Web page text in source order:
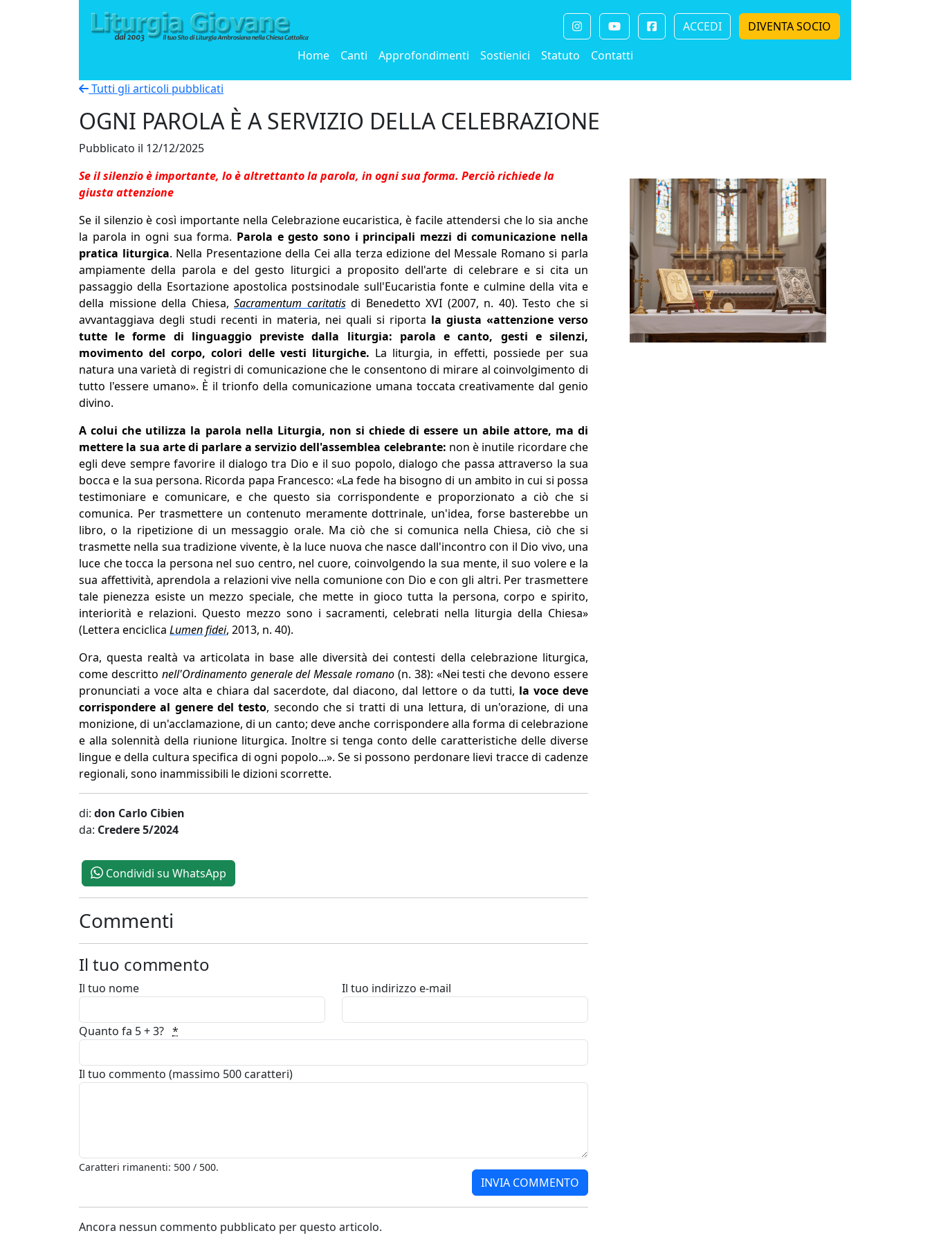
ACCEDI
DIVENTA SOCIO
Home
Canti Approfondimenti Sostienici Statuto Contatti
Tutti gli articoli pubblicati
OGNI PAROLA È A SERVIZIO DELLA CELEBRAZIONE
Pubblicato il 12/12/2025
Se il silenzio è importante, lo è altrettanto la parola, in ogni sua forma. Perciò richiede la
giusta attenzione
Se il silenzio è così importante nella Celebrazione eucaristica, è facile attendersi che lo sia anche
la parola in ogni sua forma. Parola e gesto sono i principali mezzi di comunicazione nella
pratica liturgica. Nella Presentazione della Cei alla terza edizione del Messale Romano si parla
ampiamente della parola e del gesto liturgici a proposito dell'arte di celebrare e si cita un
passaggio della Esortazione apostolica postsinodale sull'Eucaristia fonte e culmine della vita e
della missione della Chiesa, Sacramentum caritatisdi Benedetto XVI (2007, n. 40). Testo che si
avvantaggiava degli studi recenti in materia, nei quali si riporta la giusta «attenzione verso
tutte le forme di linguaggio previste dalla liturgia: parola e canto, gesti e silenzi,
movimento del corpo, colori delle vesti liturgiche. La liturgia, in effetti, possiede per sua
natura una varietà di registri di comunicazione che le consentono di mirare al coinvolgimento di
tutto l'essere umano». È il trionfo della comunicazione umana toccata creativamente dal genio
divino.
A colui che utilizza la parola nella Liturgia, non si chiede di essere un abile attore, ma di
mettere la sua arte di parlare a servizio dell'assemblea celebrante: non è inutile ricordare che
egli deve sempre favorire il dialogo tra Dio e il suo popolo, dialogo che passa attraverso la sua
bocca e la sua persona. Ricorda papa Francesco: «La fede ha bisogno di un ambito in cui si possa
testimoniare e comunicare, e che questo sia corrispondente e proporzionato a ciò che si
comunica. Per trasmettere un contenuto meramente dottrinale, un'idea, forse basterebbe un
libro, o la ripetizione di un messaggio orale. Ma ciò che si comunica nella Chiesa, ciò che si
trasmette nella sua tradizione vivente, è la luce nuova che nasce dall'incontro con il Dio vivo, una
luce che tocca la persona nel suo centro, nel cuore, coinvolgendo la sua mente, il suo volere e la
sua affettività, aprendola a relazioni vive nella comunione con Dio e con gli altri. Per trasmettere
tale pienezza esiste un mezzo speciale, che mette in gioco tutta la persona, corpo e spirito,
interiorità e relazioni. Questo mezzo sono i sacramenti, celebrati nella liturgia della Chiesa»
(Lettera enciclica Lumen fidei, 2013, n. 40).
Ora, questa realtà va articolata in base alle diversità dei contesti della celebrazione liturgica,
come descritto nell'Ordinamento generale del Messale romano (n. 38): «Nei testi che devono essere
pronunciati a voce alta e chiara dal sacerdote, dal diacono, dal lettore o da tutti, la voce deve
corrispondere al genere del testo, secondo che si tratti di una lettura, di un'orazione, di una
monizione, di un'acclamazione, di un canto; deve anche corrispondere alla forma di celebrazione
e alla solennità della riunione liturgica. Inoltre si tenga conto delle caratteristiche delle diverse
lingue e della cultura specifica di ogni popolo...». Se si possono perdonare lievi tracce di cadenze
regionali, sono inammissibili le dizioni scorrette.
di: don Carlo Cibien
da: Credere 5/2024
Condividi su WhatsApp
Commenti
Il tuo commento
Il tuo nome Il tuo indirizzo e-mail
Quanto fa 5 + 3? *
Il tuo commento (massimo 500 caratteri)
Caratteri rimanenti: 500 / 500.
Ancora nessun commento pubblicato per questo articolo.